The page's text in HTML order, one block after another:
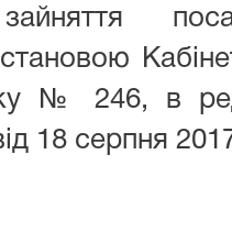
№ 246, в
18 серпня